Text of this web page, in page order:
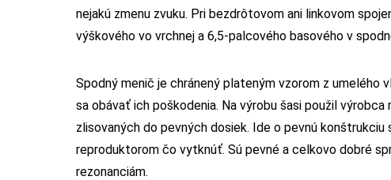
nejakú zmenu zvuku. Pri bezdrôtovom ani linkovom
výškového vo vrchnej a 6,5-palcového basového v
Spodný menič je chránený plateným vzorom z
sa obávať ich poškodenia. Na výrobu šasi použil
zlisovaných do pevných dosiek. Ide o pevnú
reproduktorom čo vytknúť. Sú pevné a celkovo dobré
rezonanciám.